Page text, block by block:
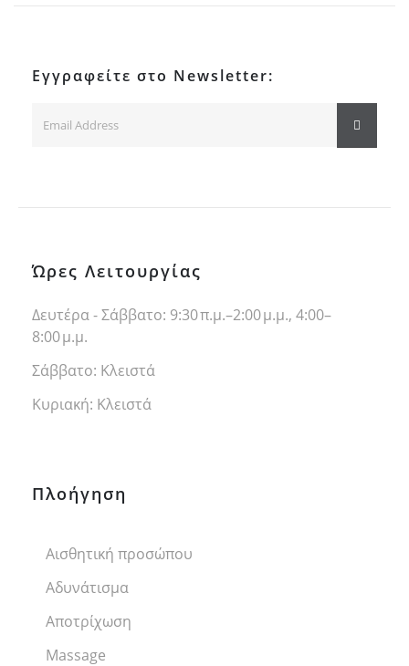
Εγγραφείτε στο Newsletter:
Ώρες Λειτουργίας
Δευτέρα - Σάββατο: 9:30 π.μ.–2:00 μ.μ., 4:00–
8:00 μ.μ.
Σάββατο: Κλειστά
Κυριακή: Κλειστά
Πλοήγηση
Αισθητική προσώπου
Αδυνάτισμα
Αποτρίχωση
Massage